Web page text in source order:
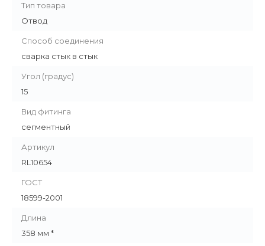
Тип товара
Отвод
Способ соединения
сварка стык в стык
Угол (градус)
15
Вид фитинга
сегментный
Артикул
RL10654
ГОСТ
18599-2001
Длина
358 мм *